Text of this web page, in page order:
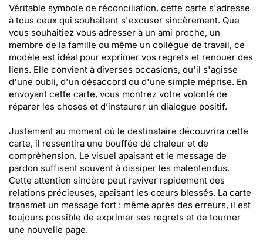
Véritable symbole de réconciliation, cette carte s'adresse
à tous ceux qui souhaitent s'excuser sincèrement. Que
vous souhaitiez vous adresser à un ami proche, un
membre de la famille ou même un collègue de travail, ce
modèle est idéal pour exprimer vos regrets et renouer des
liens. Elle convient à diverses occasions, qu'il s'agisse
d'une oubli, d'un désaccord ou d'une simple méprise. En
envoyant cette carte, vous montrez votre volonté de
réparer les choses et d’instaurer un dialogue positif.
Justement au moment où le destinataire découvrira cette
carte, il ressentira une bouffée de chaleur et de
compréhension. Le visuel apaisant et le message de
pardon suffisent souvent à dissiper les malentendus.
Cette attention sincère peut raviver rapidement des
relations précieuses, apaisant les cœurs blessés. La carte
transmet un message fort : même après des erreurs, il est
toujours possible de exprimer ses regrets et de tourner
une nouvelle page.